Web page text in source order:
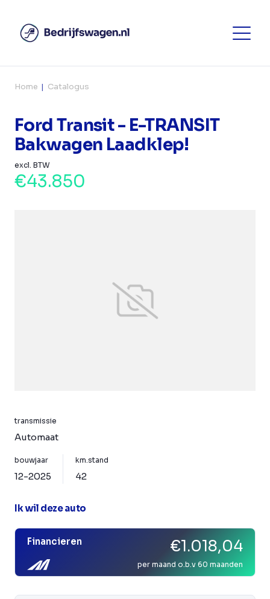
Home Catalogus
Ford Transit - E-TRANSIT
Bakwagen Laadklep!
excl. BTW
€43.850
transmissie
Automaat
bouwjaar
12-2025
km.stand
42
Ik wil deze auto
Financieren €1.018,04
per maand o.b.v 60 maanden